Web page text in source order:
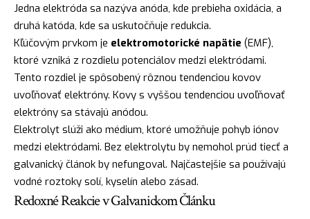
Jedna elektróda sa nazýva anóda, kde prebieha oxidácia, a
druhá katóda, kde sa uskutočňuje redukcia.
Kľúčovým prvkom je elektromotorické napätie (EMF),
ktoré vzniká z rozdielu potenciálov medzi elektródami.
Tento rozdiel je spôsobený rôznou tendenciou kovov
uvoľňovať elektróny. Kovy s vyššou tendenciou uvoľňovať
elektróny sa stávajú anódou.
Elektrolyt slúži ako médium, ktoré umožňuje pohyb iónov
medzi elektródami. Bez elektrolytu by nemohol prúd tiecť a
galvanický článok by nefungoval. Najčastejšie sa používajú
vodné roztoky solí, kyselín alebo zásad.
Redoxné Reakcie v Galvanickom Článku